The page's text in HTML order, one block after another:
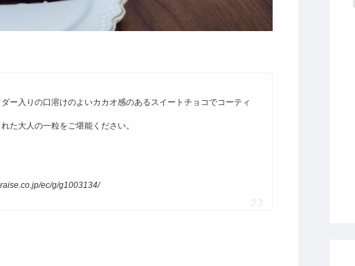
ー入りの口溶けのよいカカオ感のあるスイートチョコでコーティ
た大人の一粒をご堪能ください。
ec/g/g1003134/